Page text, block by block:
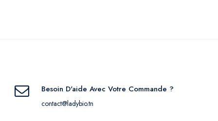
Besoin D'aide Avec Votre Commande ?
contact@ladybio.tn